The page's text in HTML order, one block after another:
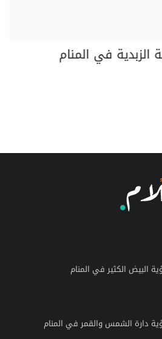
في المنام
البيض الكثير في المنام
دارة الشمس والقمر في المنام